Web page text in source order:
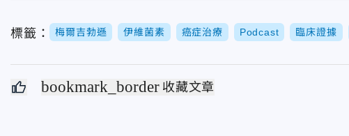
標籤： 梅爾吉勃遜 伊維菌素 癌症治療 Podcast 臨床證據
bookmark_border 收藏文章